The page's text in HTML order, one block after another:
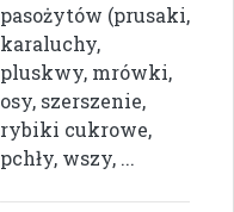
pasożytów (prusaki,
karaluchy,
pluskwy, mrówki,
osy, szerszenie,
rybiki cukrowe,
pchły, wszy, ...